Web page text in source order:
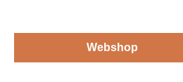
Webshop